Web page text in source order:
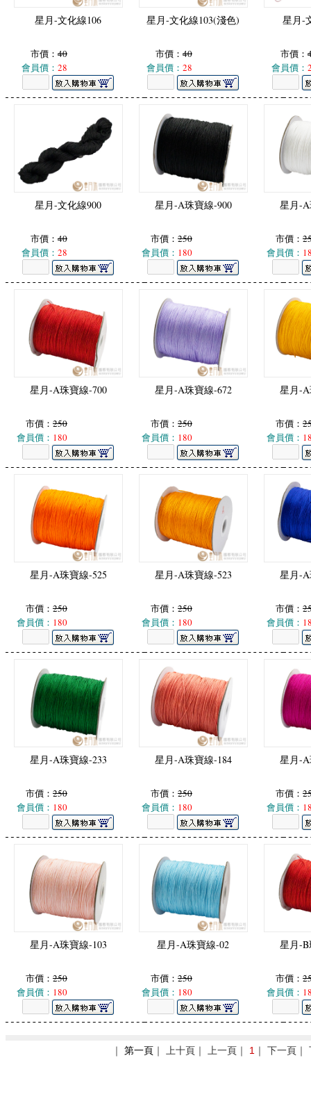
星月-文化線106
市價： 40
會員價： 28
星月-文化線103(淺色)
市價： 40
會員價： 28
星月-
市價：
會員價：
星月-文化線900
市價： 40
會員價： 28
星月-A珠寶線-900
市價： 250
會員價： 180
星月-
市價：
會員價：
星月-A珠寶線-700
市價： 250
會員價： 180
星月-A珠寶線-672
市價： 250
會員價： 180
星月-
市價：
會員價：
星月-A珠寶線-525
市價： 250
會員價： 180
星月-A珠寶線-523
市價： 250
會員價： 180
星月-
市價：
會員價：
星月-A珠寶線-233
市價： 250
會員價： 180
星月-A珠寶線-184
市價： 250
會員價： 180
星月-
市價：
會員價：
星月-A珠寶線-103
市價： 250
會員價： 180
星月-A珠寶線-02
市價： 250
會員價： 180
星月-
市價：
會員價：
｜ 第一頁 ｜ 上十頁｜ 上一頁｜ 1 ｜ 下一頁